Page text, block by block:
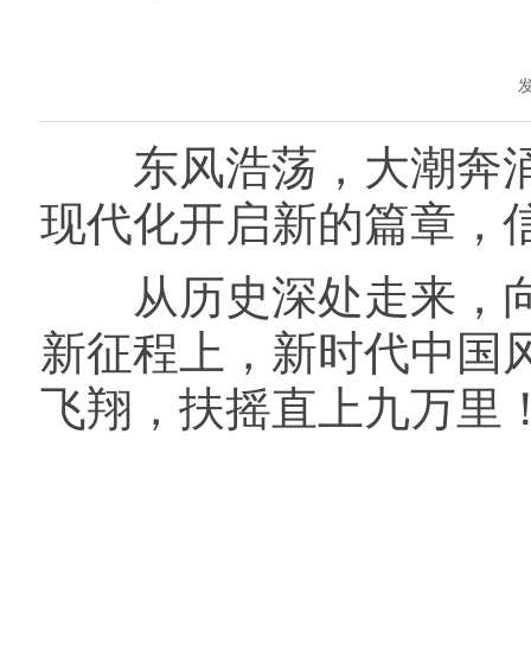
东风浩荡，大潮奔涌
现代化开启新的篇章，
从历史深处走来，向
新征程上，新时代中国
飞翔，扶摇直上九万里